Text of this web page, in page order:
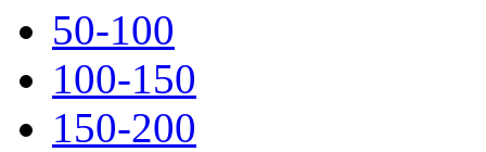
50-100
100-150
150-200